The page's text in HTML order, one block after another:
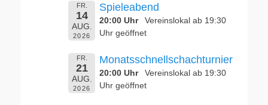
FR.
14
AUG.
2026
Spieleabend
20:00 Uhr
Vereinslokal ab 19:30
Uhr geöffnet
FR.
21
AUG.
2026
Monatsschnellschachturnier
20:00 Uhr
Vereinslokal ab 19:30
Uhr geöffnet